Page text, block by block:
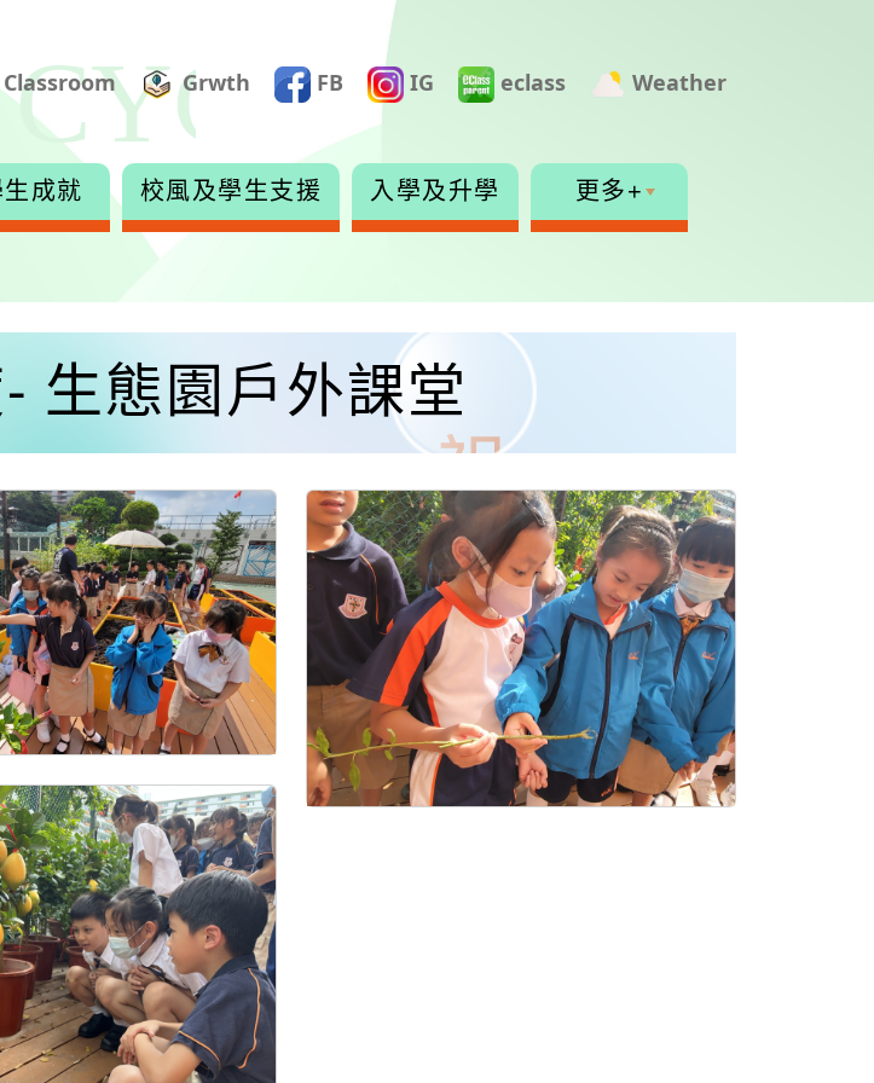
Grwth FB IG eclass Weather
生成就 校風及學生支援 入學及升學 更多+
生態園戶外課堂